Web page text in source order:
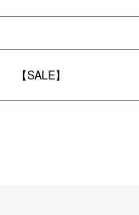
【SALE】